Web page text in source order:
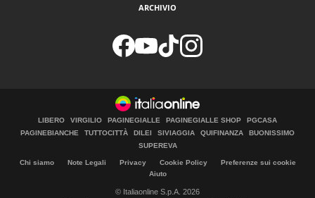
ARCHIVIO
LIBERO VIRGILIO PAGINEGIALLE PAGINEGIALLE SHOP
PGCASA
PAGINEBIANCHE
TUTTOCITTÀ DILEI SIVIAGGIA QUIFINANZA
BUONISSIMO
SUPEREVA
Chi siamo Note Legali Privacy Cookie Policy
Preferenze sui cookie
Aiuto
© Italiaonline S.p.A. 2026